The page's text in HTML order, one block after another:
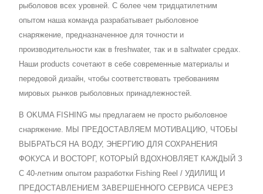
рыболовов всех уровней. С более чем тридцатилетним
опытом наша команда разрабатывает рыболовное
снаряжение, предназначенное для точности и
производительности как в freshwater, так и в saltwater средах.
Наши products сочетают в себе современные материалы и
передовой дизайн, чтобы соответствовать требованиям
мировых рынков рыболовных принадлежностей.
В OKUMA FISHING мы предлагаем не просто рыболовное
снаряжение. МЫ ПРЕДОСТАВЛЯЕМ МОТИВАЦИЮ, ЧТОБЫ
ВЫБРАТЬСЯ НА ВОДУ, ЭНЕРГИЮ ДЛЯ СОХРАНЕНИЯ
ФОКУСА И ВОСТОРГ, КОТОРЫЙ ВДОХНОВЛЯЕТ КАЖДЫЙ З
С 40-летним опытом разработки Fishing Reel / УДИЛИЩ И
ПРЕДОСТАВЛЕНИЕМ ЗАВЕРШЕННОГО СЕРВИСА ЧЕРЕЗ